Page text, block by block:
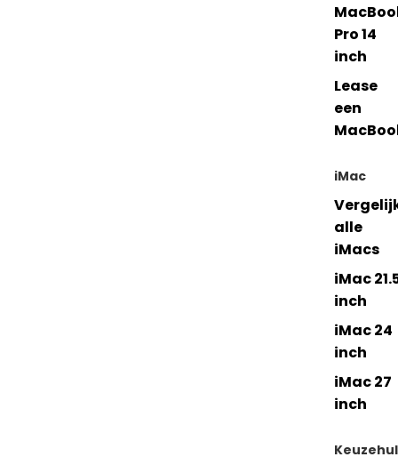
Pro 14
inch
Lease
een
iMac
alle
iMacs
iMac
inch
iMac 24
inch
iMac 27
inch